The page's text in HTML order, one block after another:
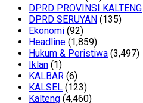
DPRD PROVINSI KALTENG
DPRD SERUYAN (135)
Ekonomi (92)
Headline (1,859)
Hukum & Peristiwa (3,497)
Iklan (1)
KALBAR (6)
KALSEL (123)
Kalteng (4,460)